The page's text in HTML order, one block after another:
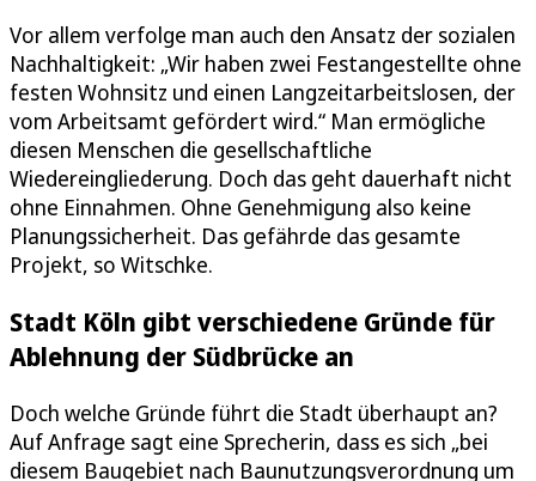
Vor allem verfolge man auch den Ansatz der sozialen
Nachhaltigkeit: „Wir haben zwei Festangestellte ohne
festen Wohnsitz und einen Langzeitarbeitslosen, der
vom Arbeitsamt gefördert wird.“ Man ermögliche
diesen Menschen die gesellschaftliche
Wiedereingliederung. Doch das geht dauerhaft nicht
ohne Einnahmen. Ohne Genehmigung also keine
Planungssicherheit. Das gefährde das gesamte
Projekt, so Witschke.
Stadt Köln gibt verschiedene Gründe für
Ablehnung der Südbrücke an
Doch welche Gründe führt die Stadt überhaupt an?
Auf Anfrage sagt eine Sprecherin, dass es sich „bei
diesem Baugebiet nach Baunutzungsverordnung um